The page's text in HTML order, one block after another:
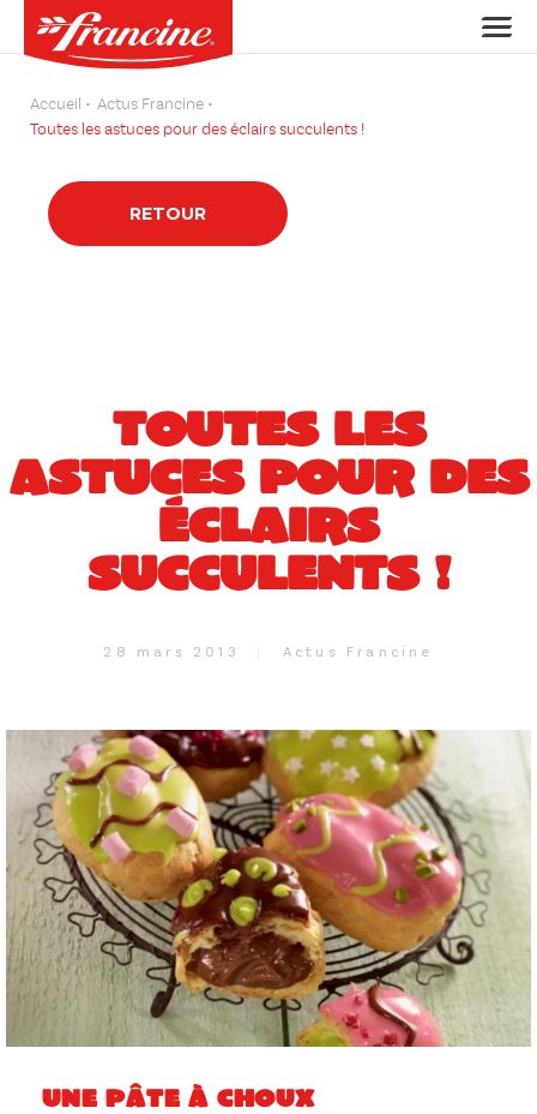
Accueil
Actus Francine
Toutes les astuces pour des éclairs succulents !
RETOUR
TOUTES LES
ASTUCES POUR DES
ÉCLAIRS
SUCCULENTS !
28 mars 2013 Actus Francine
Une pâte à choux